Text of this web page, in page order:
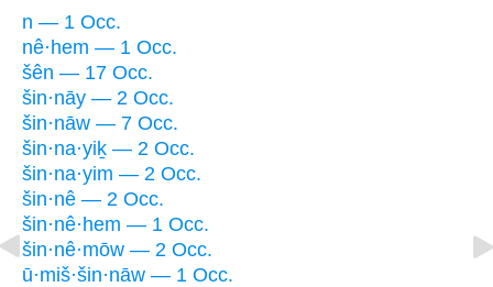
n — 1 Occ.
nê·hem — 1 Occ.
šên — 17 Occ.
šin·nāy — 2 Occ.
šin·nāw — 7 Occ.
šin·na·yiḵ — 2 Occ.
šin·na·yim — 2 Occ.
šin·nê — 2 Occ.
šin·nê·hem — 1 Occ.
šin·nê·mōw — 2 Occ.
ū·miš·šin·nāw — 1 Occ.